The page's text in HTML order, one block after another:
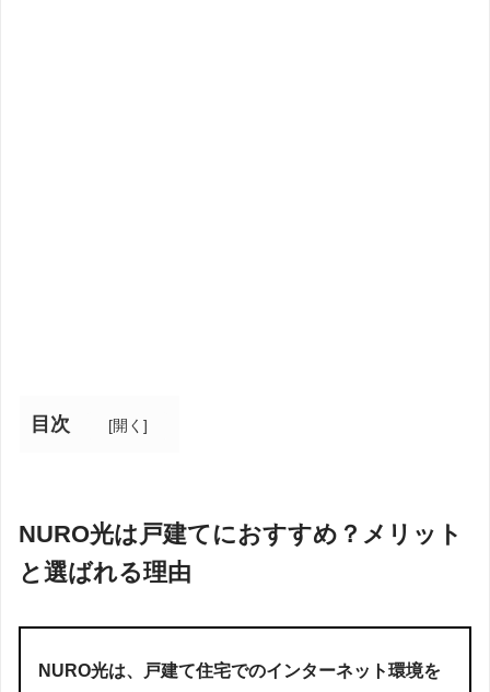
目次 [開く ]
NURO光は戸建てにおすすめ？メリット
と選ばれる理由
NURO光は、戸建て住宅でのインターネット環境を